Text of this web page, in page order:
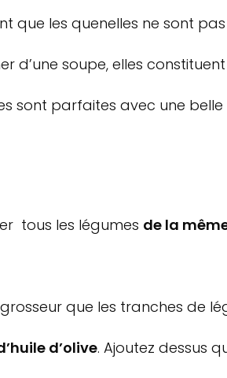
que les quenelles ne sont
soupe, elles
sont parfaites avec une belle
tous les légumes de la
que les tranches de
d’olive. Ajoutez dessus